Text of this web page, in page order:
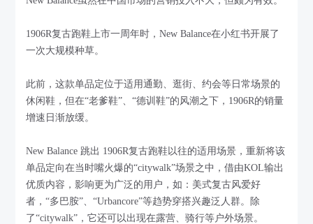
1906R复古跑鞋上市一周年时，New Balance在小红书开展了
一次大规模种草。
此前，这款单品定位于适用通勤、逛街、约会等日常场景的
休闲鞋，但在“老爹鞋”、“德训鞋”的风潮之下，1906R的销量
增速日渐放缓。
New Balance 跳出 1906R复古跑鞋以往的适用场景，重新将该
单品定向在当时嘴火爆的“citywalk”场景之中，借由KOL输出
优质内容，影响更为广泛的用户，如：美式复古风爱好
者，“多巴胺”、“Urbancore”等趋势穿搭兴趣泛人群。除
了“citywalk”，它还可以出现在露营、骑行等户外场景。